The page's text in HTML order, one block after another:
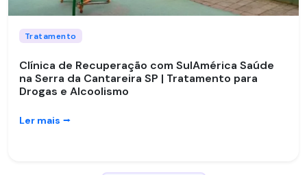
Tratamento
Clínica de Recuperação com SulAmérica Saúde
na Serra da Cantareira SP | Tratamento para
Drogas e Alcoolismo
Ler mais ⭢